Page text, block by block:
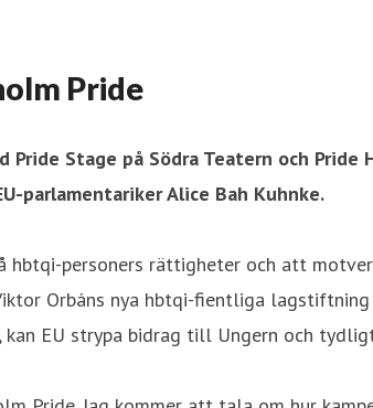
Pride
Stage på Södra Teatern och
parlamentariker Alice Bah Kuhnke.
personers rättigheter och att
Orbáns nya hbtqi-fientliga
EU strypa bidrag till Ungern och